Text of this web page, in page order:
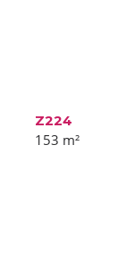
Z224
153 m²